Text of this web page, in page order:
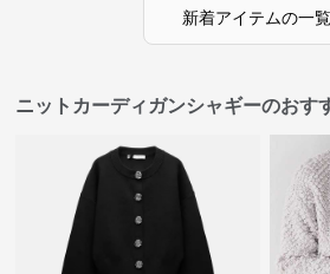
新着アイテムの一
ニットカーディガンシャギーのおす